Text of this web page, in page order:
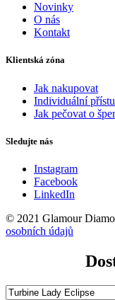
Novinky
O nás
Kontakt
Klientská zóna
Jak nakupovat
Individuální
Jak pečovat o
Sledujte nás
Instagram
Facebook
LinkedIn
© 2021 Glamour
osobních údajů